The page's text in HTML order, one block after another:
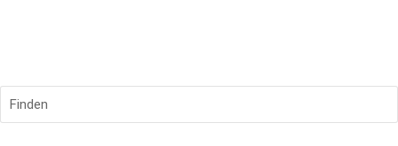
Finden